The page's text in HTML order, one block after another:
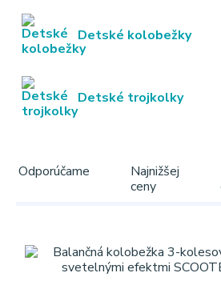
Detské kolobežky
Detské trojkolky
Odporúčame
Najnižšej
ceny